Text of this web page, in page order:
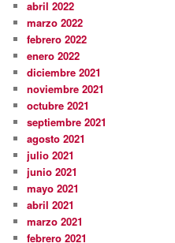
abril 2022
marzo 2022
febrero 2022
enero 2022
diciembre 2021
noviembre 2021
octubre 2021
septiembre 2021
agosto 2021
julio 2021
junio 2021
mayo 2021
abril 2021
marzo 2021
febrero 2021